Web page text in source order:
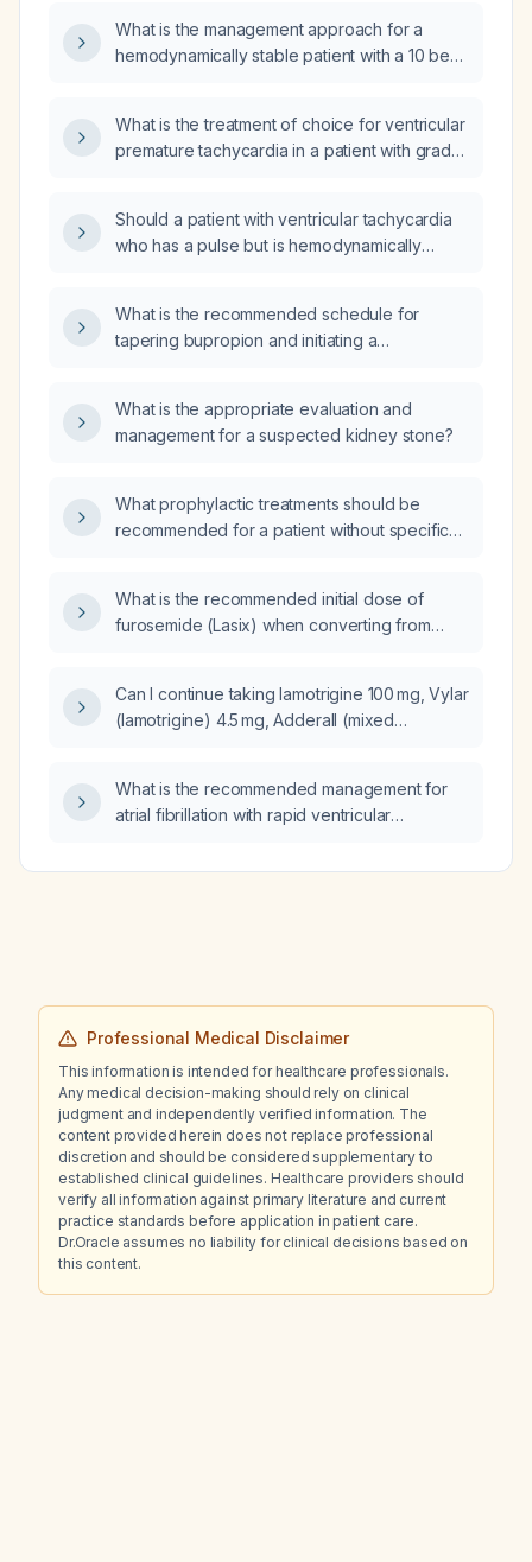
What is the management approach for a
hemodynamically stable patient with a 10 beat
What is the treatment of choice for ventricular
premature tachycardia in a patient with grade I
Should a patient with ventricular tachycardia
who has a pulse but is hemodynamically
administered?
What is the recommended schedule for
tapering bupropion and initiating a
What is the appropriate evaluation and
management for a suspected kidney stone?
What prophylactic treatments should be
recommended for a patient without specific
What is the recommended initial dose of
furosemide (Lasix) when converting from
Can I continue taking lamotrigine 100 mg, Vylar
(lamotrigine) 4.5 mg, Adderall (mixed
What is the recommended management for
atrial fibrillation with rapid ventricular
Professional Medical Disclaimer
This information is intended for healthcare professionals.
Any medical decision-making should rely on clinical
judgment and independently verified information. The
content provided herein does not replace professional
discretion and should be considered supplementary to
established clinical guidelines. Healthcare providers should
verify all information against primary literature and current
practice standards before application in patient care.
Dr.Oracle assumes no liability for clinical decisions based on
this content.